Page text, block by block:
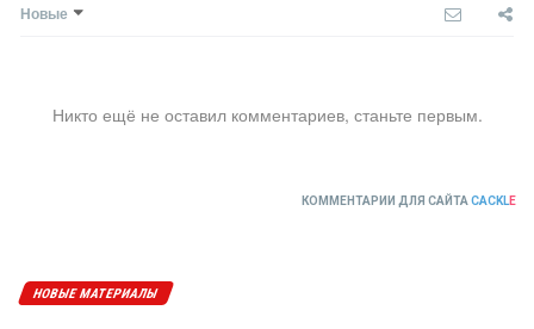
Новые
Никто ещё не оставил комментариев, станьте первым.
КОММЕНТАРИИ ДЛЯ САЙТА CACKLE
НОВЫЕ МАТЕРИАЛЫ